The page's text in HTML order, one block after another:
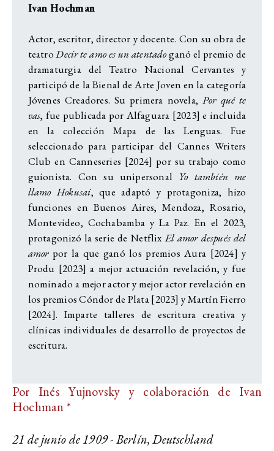
Ivan Hochman
Actor, escritor, director y docente. Con su obra de
teatroDecir te amo es un atentadoganó el premio de
dramaturgia del Teatro Nacional Cervantes y
participó de la Bienal de Arte Joven en la categoría
Jóvenes Creadores. Su primera novela, Por qué te
vas, fue publicada por Alfaguara [2023] e incluida
en la colección Mapa de las Lenguas. Fue
seleccionado para participar del Cannes Writers
Club en Canneseries [2024] por su trabajo como
guionista. Con su unipersonal Yo también me
llamo Hokusai, que adaptó y protagoniza, hizo
funciones en Buenos Aires, Mendoza, Rosario,
Montevideo, Cochabamba y La Paz. En el 2023,
protagonizó la serie de NetflixEl amor después del
amor por la que ganó los premios Aura [2024] y
Produ [2023] a mejor actuación revelación, y fue
nominado a mejor actor y mejor actor revelación en
los premios Cóndor de Plata [2023] y Martín Fierro
[2024]. Imparte talleres de escritura creativa y
clínicas individuales de desarrollo de proyectos de
escritura.
Por Inés Yujnovsky y colaboración de Ivan
Hochman *
21 de junio de 1909 - Berlín, Deutschland